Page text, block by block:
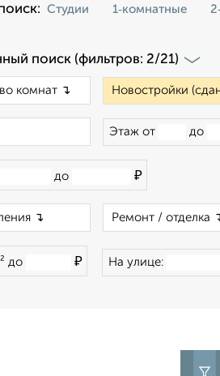
Студии 1‑комнатные
поиск (фильтров: 2/21)
Этаж от до
до ₽
до ₽ На улице: